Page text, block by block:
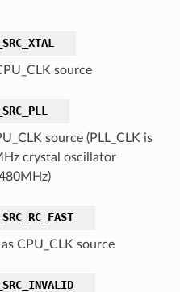
source
source (PLL_CLK is
crystal oscillator
CPU_CLK source